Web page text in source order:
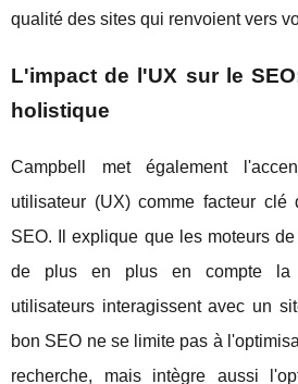
qualité des sites qui renvoient vers
L'impact de l'UX sur le
holistique
Campbell met également
utilisateur (UX) comme facteur clé
SEO. Il explique que les moteurs
de plus en plus en compte la
utilisateurs interagissent avec un
bon SEO ne se limite pas à
recherche, mais intègre aussi